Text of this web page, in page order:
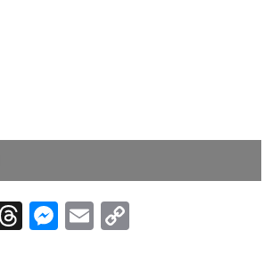
Threads
Messenger
Email